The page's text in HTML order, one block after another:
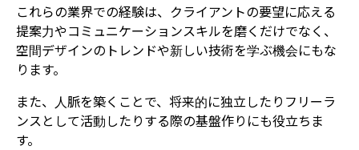
これらの業界での経験は、クライアントの要望に応える
提案力やコミュニケーションスキルを磨くだけでなく、
空間デザインのトレンドや新しい技術を学ぶ機会にもな
ります。
また、人脈を築くことで、将来的に独立したりフリーラ
ンスとして活動したりする際の基盤作りにも役立ちま
す。